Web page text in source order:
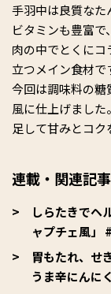
手羽中は良質なた
ビタミンも豊富
肉の中でとくに
立つメイン食材で
今回は調味料の糖
風に仕上げまし
足して甘みとコク
連載・関連記事
しらたきでヘ
ャプチェ風」
胃もたれ、せ
うま辛にんに